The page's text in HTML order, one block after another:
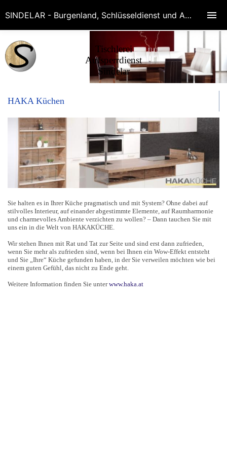
Tischlerei
Aufsperrdienst
Sindelar
HAKA Küchen
Sie halten es in Ihrer Küche pragmatisch und mit System? Ohne dabei auf
stilvolles Interieur, auf einander abgestimmte Elemente, auf Raumharmonie
und charmevolles Ambiente verzichten zu wollen? – Dann tauchen Sie mit
uns ein in die Welt von HAKAKÜCHE.
Wir stehen Ihnen mit Rat und Tat zur Seite und sind erst dann zufrieden,
wenn Sie mehr als zufrieden sind, wenn bei Ihnen ein Wow-Effekt entsteht
und Sie „Ihre“ Küche gefunden haben, in der Sie verweilen möchten wie bei
einem guten Gefühl, das nicht zu Ende geht.
Weitere Information finden Sie unterwww.haka.at
SINDELAR - Burgenland, Schlüsseldienst und Aufperrdienste in Eisenstadt, Wr.Neustadt, Baden, Schwechat, Bruck, Mödling! Rufen Sie 0676-75 64 780